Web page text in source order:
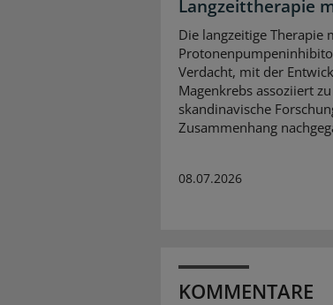
Langzeittherapie
Die langzeitige Therapie
Verdacht, mit der
Magenkrebs assoziiert
skandinavische
Zusammenhang
08.07.2026
KOMMENTARE